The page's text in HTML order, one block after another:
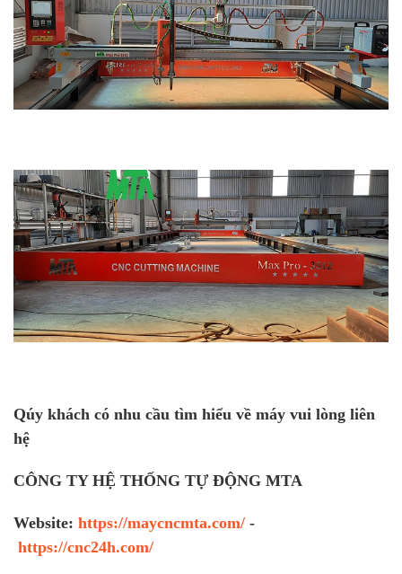
Qúy khách có nhu cầu tìm hiểu về máy vui lòng liên
hệ
CÔNG TY HỆ THỐNG TỰ ĐỘNG MTA
Website: https://maycncmta.com/ -
https://cnc24h.com/